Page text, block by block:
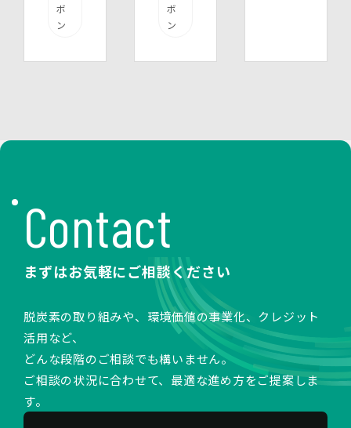
ボ
ン
ボ
ン
Contact
まずはお気軽にご相談ください
脱炭素の取り組みや、環境価値の事業化、クレジット
活用など、
どんな段階のご相談でも構いません。
ご相談の状況に合わせて、最適な進め方をご提案しま
す。